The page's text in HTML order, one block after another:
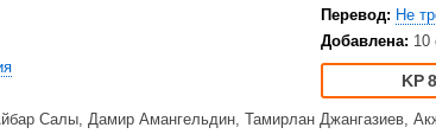
Фантастика
Перевод: Не
Добавлена: 10
Салы, Дамир Амангельдин, Тамирлан Джангазиев,